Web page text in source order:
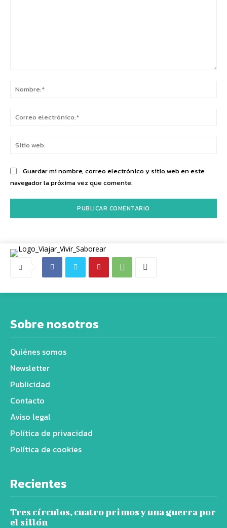
Guardar mi nombre, correo electrónico y sitio web en este
navegador la próxima vez que comente.
Sobre nosotros
Quiénes somos
Newsletter
Publicidad
Contacto
Aviso legal
Política de privacidad
Política de cookies
Recientes
Tres círculos, cuatro primos y una guerra por
el sillón